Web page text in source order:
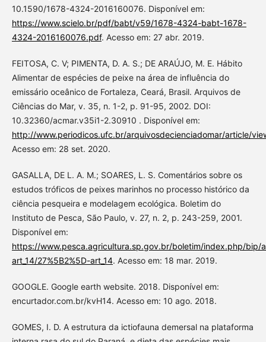
10.1590/1678-4324-2016160076. Disponível em:
https://www.scielo.br/pdf/babt/v59/1678-4324-babt-1678-
4324-2016160076.pdf. Acesso em: 27 abr. 2019.
FEITOSA, C. V; PIMENTA, D. A. S.; DE ARAÚJO, M. E. Hábito
Alimentar de espécies de peixe na área de influência do
emissário oceânico de Fortaleza, Ceará, Brasil. Arquivos de
Ciências do Mar, v. 35, n. 1-2, p. 91-95, 2002. DOI:
10.32360/acmar.v35i1-2.30910 . Disponível em:
http://www.periodicos.ufc.br/arquivosdecienciadomar/article/
Acesso em: 28 set. 2020.
GASALLA, DE L. A. M.; SOARES, L. S. Comentários sobre os
estudos tróficos de peixes marinhos no processo histórico da
ciência pesqueira e modelagem ecológica. Boletim do
Instituto de Pesca, São Paulo, v. 27, n. 2, p. 243-259, 2001.
Disponível em:
https://www.pesca.agricultura.sp.gov.br/boletim/index.php/bip/
art_14/27%5B2%5D-art_14. Acesso em: 18 mar. 2019.
GOOGLE. Google earth website. 2018. Disponível em:
encurtador.com.br/kvH14. Acesso em: 10 ago. 2018.
GOMES, I. D. A estrutura da ictiofauna demersal na plataforma